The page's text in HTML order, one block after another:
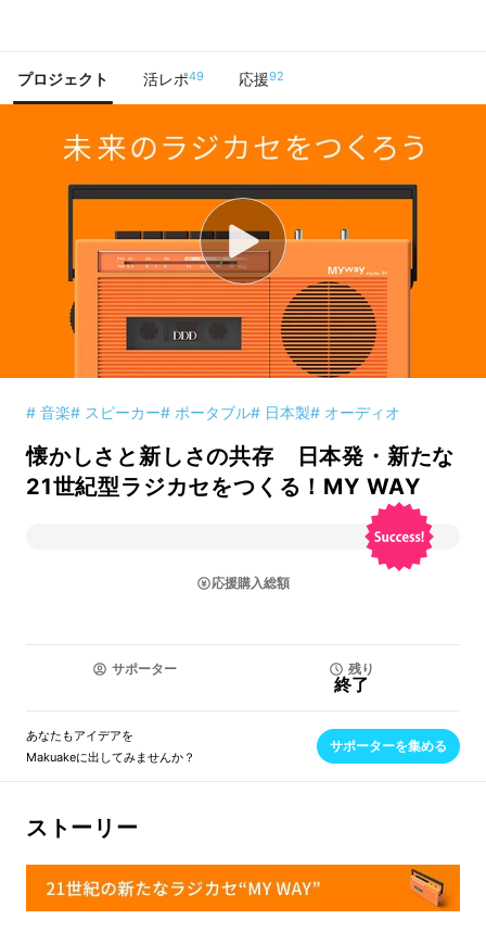
プロジェクト 活レポ49 応援92
# 音楽# スピーカー# ポータブル# 日本製# オーディオ
懐かしさと新しさの共存 日本発・新たな
21世紀型ラジカセをつくる！MY WAY
応援購入総額
サポーター 残り
終了
あなたもアイデアを
Makuakeに出してみませんか？
サポーターを集める
ストーリー